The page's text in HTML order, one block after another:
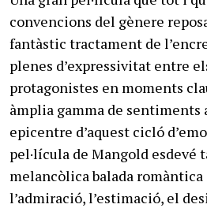
convencions del gènere
fantàstic tractament de
plenes d’expressivitat entre
protagonistes en moments
àmplia gamma de sentiments
epicentre d’aquest cicló
pel·lícula de Mangold esdevé
melancòlica balada romàntica
l’admiració, l’estimació, el